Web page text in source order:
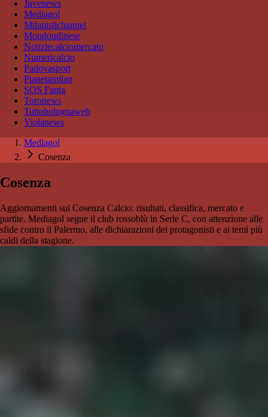
Juvenews
Mediagol
Milanistichannel
Mondoudinese
Notiziecalciomercato
Numericalcio
Padovasport
Pianetamilan
SOS Fanta
Toronews
Tuttobolognaweb
Violanews
Mediagol
Cosenza
Cosenza
Aggiornamenti sul Cosenza Calcio: risultati, classifica, mercato e
partite. Mediagol segue il club rossoblù in Serie C, con attenzione alle
sfide contro il Palermo, alle dichiarazioni dei protagonisti e ai temi più
caldi della stagione.